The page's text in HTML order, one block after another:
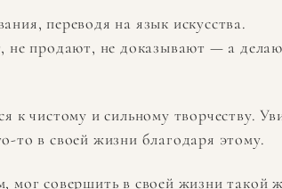
переводя на язык искусства.
не продают, не доказывают — а
чистому и сильному творчеству.
то в своей жизни благодаря этому.
мог совершить в своей жизни такой